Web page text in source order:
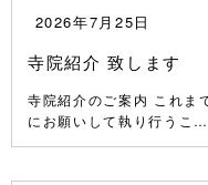
2026年7月25日
寺院紹介 致します
寺院紹介のご案内 これま
にお願いして執り行うこ…